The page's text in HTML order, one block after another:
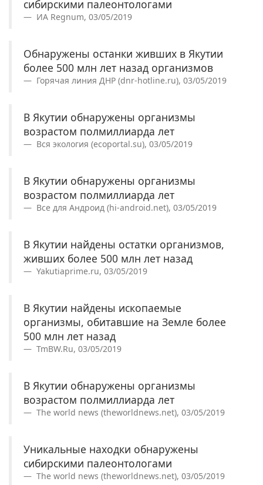
сибирскими палеонтологами
ИА Regnum, 03/05/2019
Обнаружены останки живших в Якутии
более 500 млн лет назад организмов
Горячая линия ДНР (dnr-hotline.ru), 03/05/2019
В Якутии обнаружены организмы
возрастом полмиллиарда лет
Вся экология (ecoportal.su), 03/05/2019
В Якутии обнаружены организмы
возрастом полмиллиарда лет
Все для Андроид (hi-android.net), 03/05/2019
В Якутии найдены остатки организмов,
живших более 500 млн лет назад
Yakutiaprime.ru, 03/05/2019
В Якутии найдены ископаемые
организмы, обитавшие на Земле более
500 млн лет назад
TmBW.Ru, 03/05/2019
В Якутии обнаружены организмы
возрастом полмиллиарда лет
The world news (theworldnews.net), 03/05/2019
Уникальные находки обнаружены
сибирскими палеонтологами
The world news (theworldnews.net), 03/05/2019